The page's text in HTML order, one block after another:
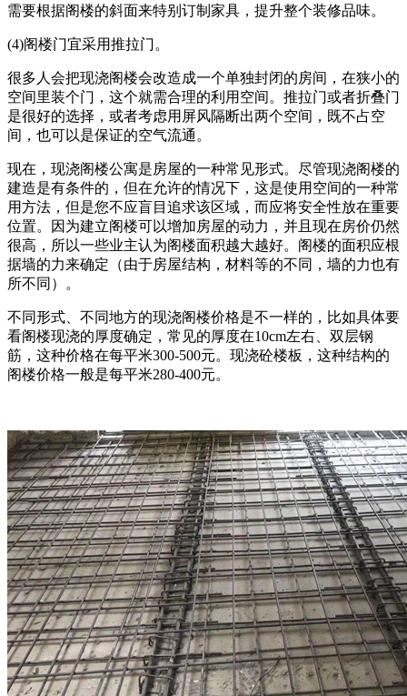
需要根据阁楼的斜面来特别订制家具，提升整个装修品味。
(4)阁楼门宜采用推拉门。
很多人会把现浇阁楼会改造成一个单独封闭的房间，在狭小的
空间里装个门，这个就需合理的利用空间。推拉门或者折叠门
是很好的选择，或者考虑用屏风隔断出两个空间，既不占空
间，也可以是保证的空气流通。
现在，现浇阁楼公寓是房屋的一种常见形式。尽管现浇阁楼的
建造是有条件的，但在允许的情况下，这是使用空间的一种常
用方法，但是您不应盲目追求该区域，而应将安全性放在重要
位置。因为建立阁楼可以增加房屋的动力，并且现在房价仍然
很高，所以一些业主认为阁楼面积越大越好。阁楼的面积应根
据墙的力来确定（由于房屋结构，材料等的不同，墙的力也有
所不同）。
不同形式、不同地方的现浇阁楼价格是不一样的，比如具体要
看阁楼现浇的厚度确定，常见的厚度在10cm左右、双层钢
筋，这种价格在每平米300-500元。现浇砼楼板，这种结构的
阁楼价格一般是每平米280-400元。